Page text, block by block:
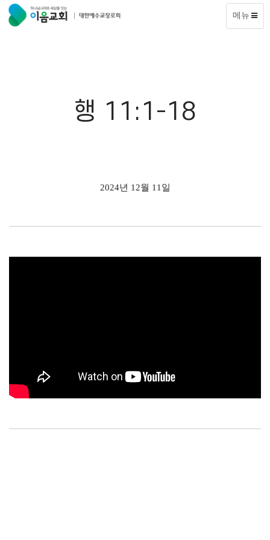
메뉴
행 11:1-18
2024년 12월 11일